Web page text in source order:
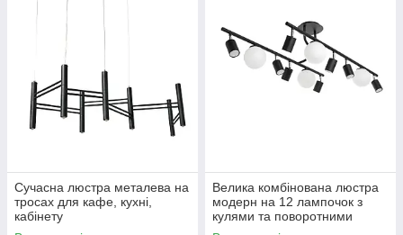
Сучасна люстра металева на
тросах для кафе, кухні,
кабінету
Велика комбінована люстра
модерн на 12 лампочок з
кулями та поворотними
тубусами